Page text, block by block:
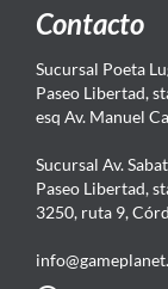
Contacto
Sucursal Poeta
Paseo Libertad,
esq Av. Manuel
Sucursal Av.
Paseo Libertad,
3250, ruta 9,